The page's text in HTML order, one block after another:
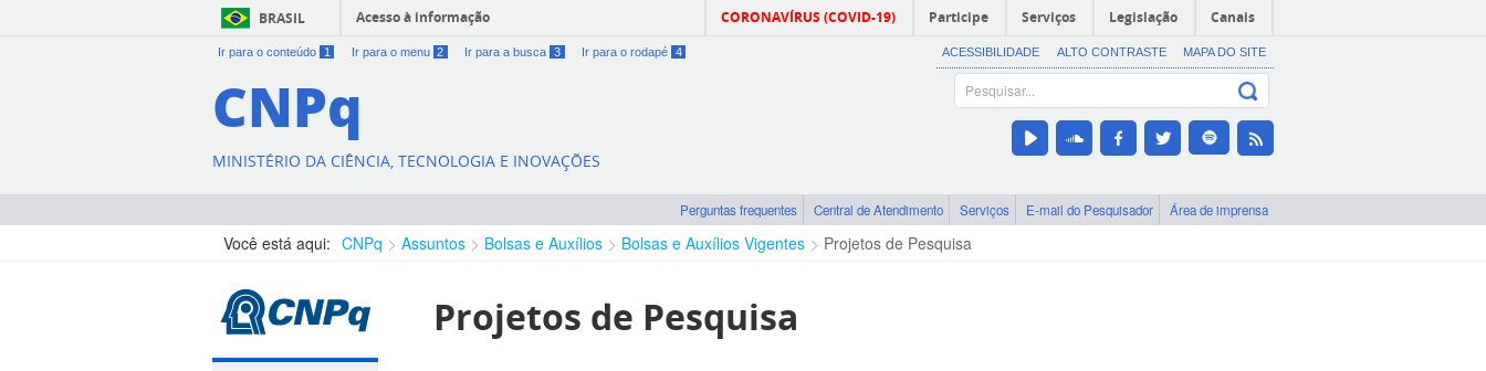
BRASIL Acesso à informação CORONAVÍRUS (COVID-19) Participe Serviços Legislação Canais
Ir para o conteúdo 1 Ir para o menu 2 Ir para a busca 3 Ir para o rodapé 4 ACESSIBILIDADE ALTO CONTRASTE MAPA DO SITE
CNPq
MINISTÉRIO DA CIÊNCIA, TECNOLOGIA E INOVAÇÕES
Perguntas frequentes Central de Atendimento Serviços E-mail do Pesquisador Área de imprensa
Você está aqui: CNPq Assuntos Bolsas e Auxílios Bolsas e Auxílios Vigentes Projetos de Pesquisa
Projetos de Pesquisa